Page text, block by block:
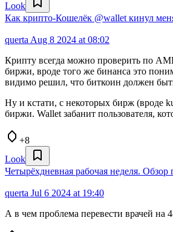
Look
Как крипто-Кошелёк @wallet кинул
querta Aug 8 2024 at 08:02
Крипту всегда можно проверить по
биржи, вроде того же бинанса это
видимо решил, что биткоин должен
Ну и кстати, с некоторых бирж (вроде
биржи. Wallet забанит пользователя,
+8
Look
Четырёхдневная рабочая неделя.
querta Jul 6 2024 at 19:40
А в чем проблема перевести врачей на